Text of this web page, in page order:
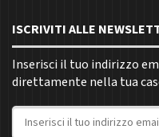
ISCRIVITI ALLE
Inserisci il tuo indirizzo
direttamente nella tua
Indirizzo email